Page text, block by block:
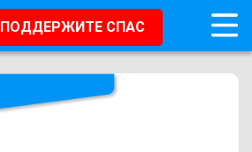
ПОДДЕРЖИТЕ СПАС